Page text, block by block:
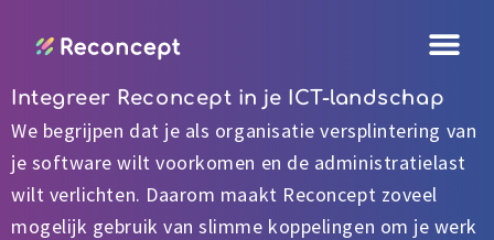
naar
inhoud
Integreer Reconcept in je ICT-landschap
We begrijpen dat je als organisatie versplintering van
je software wilt voorkomen en de administratielast
wilt verlichten. Daarom maakt Reconcept zoveel
mogelijk gebruik van slimme koppelingen om je werk